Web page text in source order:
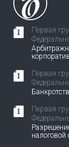
Первая
Первая
Первая